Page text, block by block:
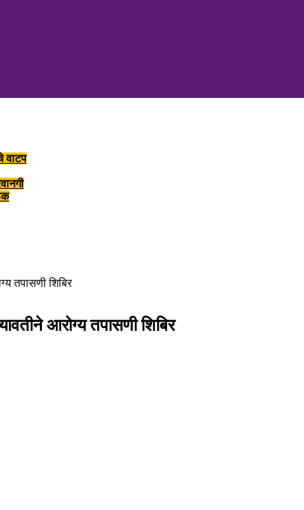
वाटप
तपासणी शिबिर
आरोग्य तपासणी शिबिर